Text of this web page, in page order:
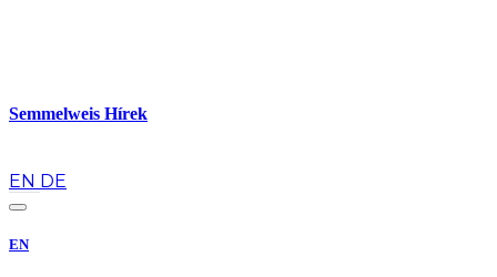
Semmelweis Hírek
EN DE
EN